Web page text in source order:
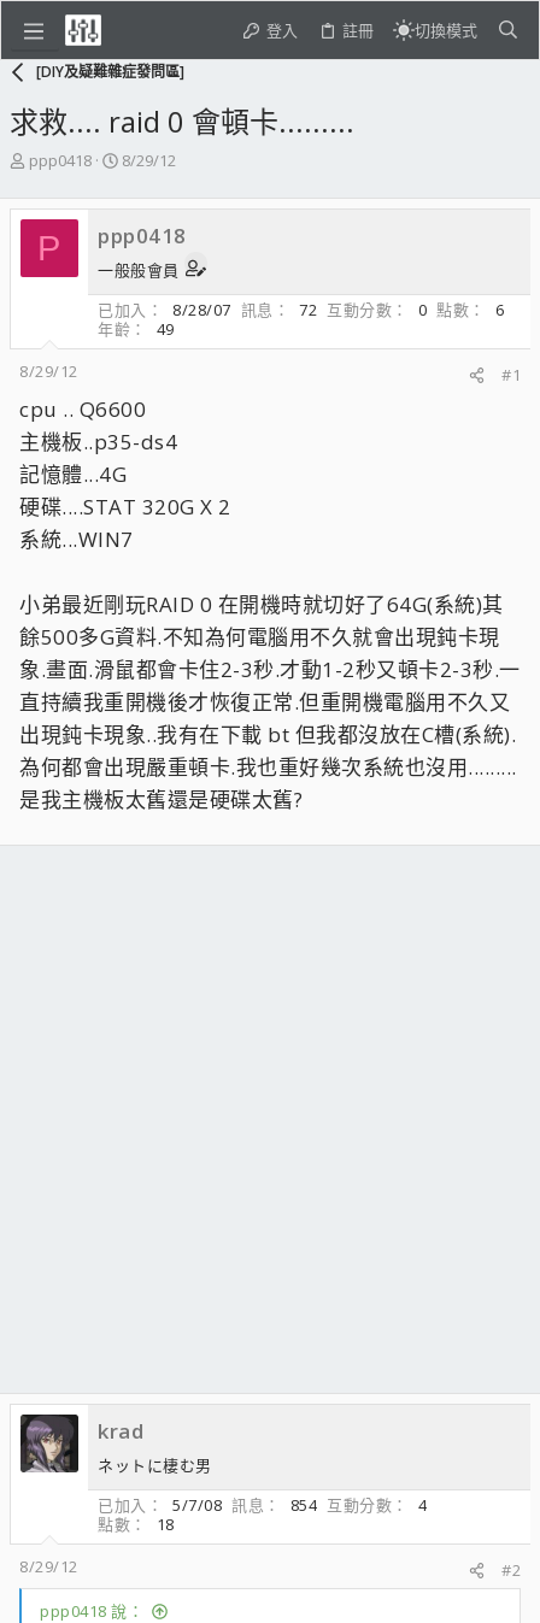
登入 註冊 切換模式
[DIY及疑難雜症發問區]
求救.... raid 0 會頓卡.........
主
發
起
人
ppp0418
開
日
期
8/29/12
P ppp0418
一般般會員
已加入
8/28/07 訊息 72 互動分數 0 點數
6
年齡
49
8/29/12
#1
cpu .. Q6600
主機板..p35-ds4
記憶體...4G
硬碟....STAT 320G X 2
系統...WIN7
小弟最近剛玩RAID 0 在開機時就切好了64G(系統)其
餘500多G資料.不知為何電腦用不久就會出現鈍卡現
象.畫面.滑鼠都會卡住2-3秒.才動1-2秒又頓卡2-3秒.一
直持續我重開機後才恢復正常.但重開機電腦用不久又
出現鈍卡現象..我有在下載 bt 但我都沒放在C槽(系統).
為何都會出現嚴重頓卡.我也重好幾次系統也沒用.........
是我主機板太舊還是硬碟太舊?
krad
ネットに棲む男
已加入
5/7/08 訊息 854 互動分數
4
點數
18
8/29/12
#2
ppp0418 說：